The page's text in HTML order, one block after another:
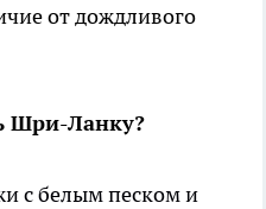
от дождливого
Шри-Ланку?
с белым песком и